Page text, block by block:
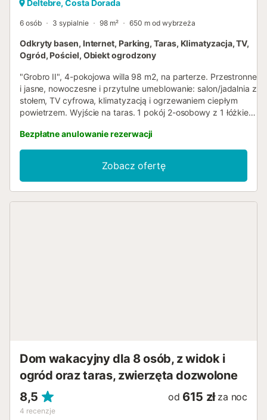
Deltebre, Costa Dorada
6 osób 3 sypialnie 98 m² 650 m od wybrzeża
Odkryty basen, Internet, Parking, Taras, Klimatyzacja, TV,
Ogród, Pościel, Obiekt ogrodzony
"Grobro II", 4-pokojowa willa 98 m2, na parterze. Przestronne
i jasne, nowoczesne i przytulne umeblowanie: salon/jadalnia z
stołem, TV cyfrowa, klimatyzacją i ogrzewaniem ciepłym
powietrzem. Wyjście na taras. 1 pokój 2-osobowy z 1 łóżkiem
osobowy z 2 łóżkami (90 cm, o długości 190 cm). 1 pokój 2-
osobowy z 2 łóżkami (90 cm, o długości 190 cm). Otwarta
kuchnia (piekarnik, zmywarka do naczyń, 3 palniki –
kuchenka z płytą ceramiczną, toster, kuchenka mikrofalowa,
zamrażarka, ekspres do kawy) z barem. 2x prysznic/WC.
Bezpłatne anulowanie rezerwacji
Zobacz ofertę
Dom wakacyjny dla 8 osób, z widok i
ogród oraz taras, zwierzęta dozwolone
8,5
4 recenzje
od 615 zł za noc